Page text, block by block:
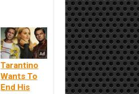
Tarantino
Wants To
End His